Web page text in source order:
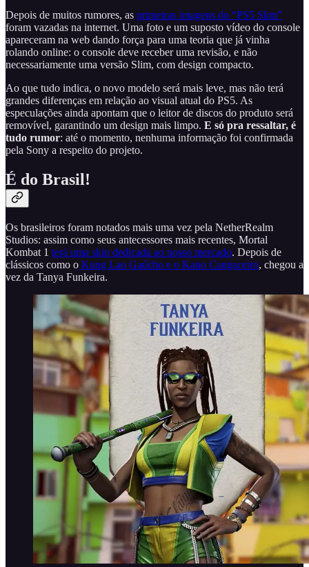
Depois de muitos rumores, as primeiras imagens do “PS5 Slim”
foram vazadas na internet. Uma foto e um suposto vídeo do console
apareceram na web dando força para uma teoria que já vinha
rolando online: o console deve receber uma revisão, e não
necessariamente uma versão Slim, com design compacto.
Ao que tudo indica, o novo modelo será mais leve, mas não terá
grandes diferenças em relação ao visual atual do PS5. As
especulações ainda apontam que o leitor de discos do produto será
removível, garantindo um design mais limpo. E só pra ressaltar, é
tudo rumor: até o momento, nenhuma informação foi confirmada
pela Sony a respeito do projeto.
É do Brasil!
Os brasileiros foram notados mais uma vez pela NetherRealm
Studios: assim como seus antecessores mais recentes, Mortal
Kombat 1 terá uma skin dedicada ao nosso mercado. Depois de
clássicos como o Kung Lao Gaúcho e o Kano Cangaceiro, chegou a
vez da Tanya Funkeira.